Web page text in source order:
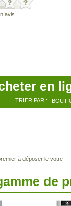
avis !
en
TRIER PAR :
à déposer le votre
de